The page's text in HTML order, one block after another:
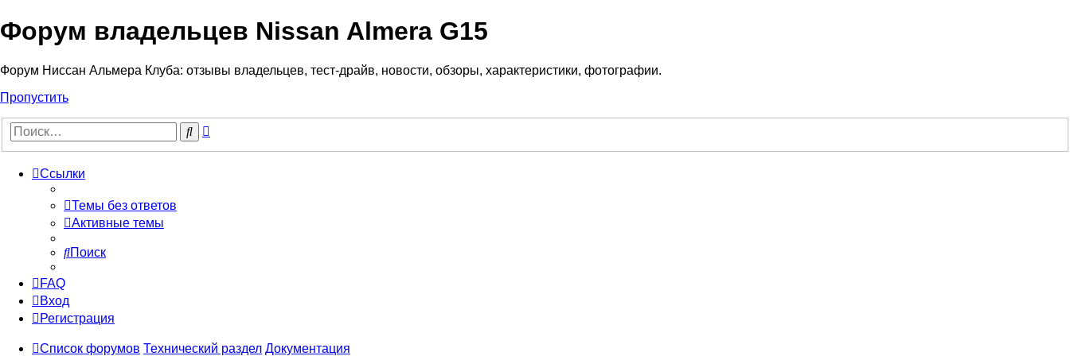
Форум владельцев Nissan Almera G15
Форум Ниссан Альмера Клуба: отзывы владельцев, тест-драйв, новости, обзоры, характеристики, фотографии.
Пропустить
Поиск
Ссылки
Темы без ответов
Активные темы
Поиск
FAQ
Вход
Регистрация
Список форумов Технический раздел Документация